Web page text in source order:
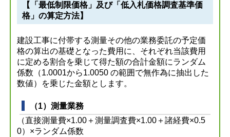
【「最低制限価格」及び「低入札価格調査基準価
格」の算定方法】
建設工事に付帯する測量その他の業務委託の予定価
格の算出の基礎となった費用に、それぞれ当該費用
に定める割合を乗じて得た額の合計金額にランダム
係数（1.0001から1.0050 の範囲で無作為に抽出した
数値）を乗じた金額とします。
（1）測量業務
（直接測量費×1.00＋測量調査費×1.00＋諸経費×0.5
0）×ランダム係数